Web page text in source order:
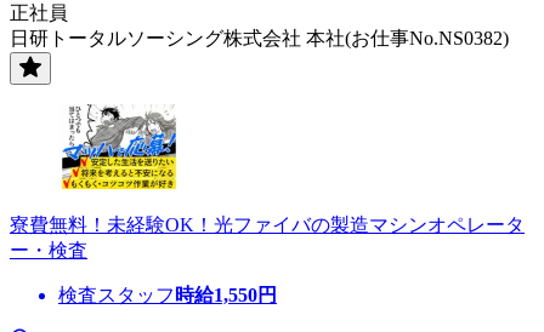
正社員
日研トータルソーシング株式会社 本社(お仕事No.NS0382)
寮費無料！未経験OK！光ファイバの製造マシンオペレータ
ー・検査
検査スタッフ 時給1,550円